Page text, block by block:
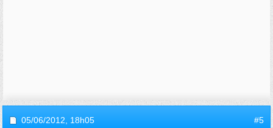
05/06/2012, 18h05 #5